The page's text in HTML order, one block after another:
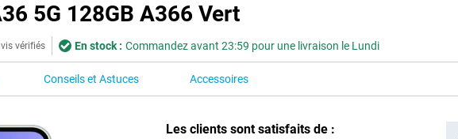
5G 128GB A366 Vert
vérifiés En stock : Commandez avant 23:59 pour une livraison le Lundi
Conseils et Astuces Accessoires
Les clients sont satisfaits de :